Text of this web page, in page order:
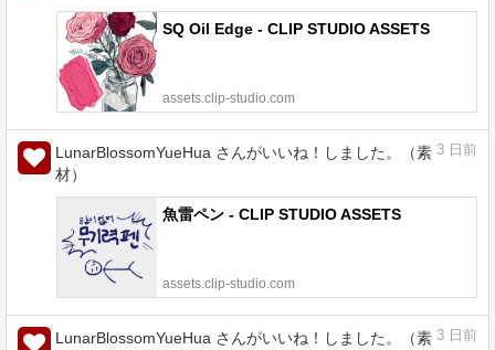
SQ Oil Edge - CLIP STUDIO ASSETS
assets.clip-studio.com
LunarBlossomYueHua さんがいいね！しました。（素
材）
3 日前
魚雷ペン - CLIP STUDIO ASSETS
assets.clip-studio.com
LunarBlossomYueHua さんがいいね！しました。（素 3 日前